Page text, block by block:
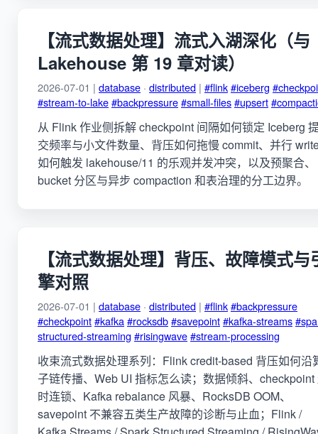
【流式数据处理】流式入湖深化（与
Lakehouse 第 19 章对读）
2026-07-01 | database · distributed | #flink#iceberg
#stream-to-lake#backpressure#small-files#upsert
从 Flink 作业侧拆解 checkpoint 间隔如何锁定 Iceberg
交频率与小文件数量、背压如何拖慢 commit、并行
如何触发 lakehouse/11 的乐观并发冲突，以及预聚合、
bucket 分区与异步 compaction 和表治理的分工边界。
【流式数据处理】背压、故障模式与
擎对照
2026-07-01 | database · distributed | #flink#backpressure
#checkpoint#kafka#rocksdb#savepoint#kafka-streams
structured-streaming #risingwave#stream-processing
收束流式数据处理系列：Flink credit-based 背压如何沿
子链传播、Web UI 指标怎么读；数据倾斜、checkpoint
时连锁、Kafka rebalance 风暴、RocksDB OOM、
savepoint 不兼容五类生产故障的诊断与止血；Flink /